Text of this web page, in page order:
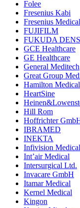
Folee
Fresenius Kabi
Fresenius
FUJIFILM
FUKUDA
GCE Healthcare
GE Healthcare
General Meditech
Great Group
Hamilton Medical
HeartSine
Hill Rom
Hoffrichter
IBRAMED
INEKTA
Infivision
Int’air Medical
Intersurgical Ltd.
Invacare GmbH
Itamar Medical
Kernel Medical
Kingon